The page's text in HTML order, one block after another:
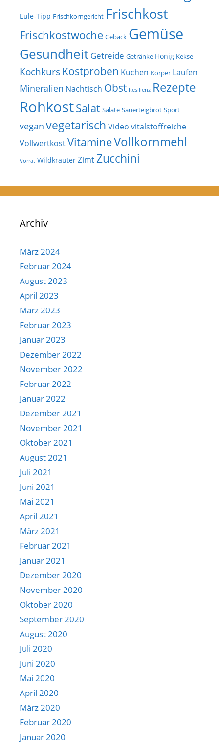
Eule-Tipp Frischkorngericht Frischkost
Frischkostwoche Gebäck Gemüse
Gesundheit Getreide Getränke Honig Kekse
Kochkurs Kostproben Kuchen Körper Laufen
Mineralien Nachtisch Obst Resilienz Rezepte
RohkostSalat Salate Sauerteigbrot Sport
vegan vegetarisch Video vitalstoffreiche
VollwertkostVitamineVollkornmehl
Vorrat Wildkräuter Zimt Zucchini
Archiv
März 2024
Februar 2024
August 2023
April 2023
März 2023
Februar 2023
Januar 2023
Dezember 2022
November 2022
Februar 2022
Januar 2022
Dezember 2021
November 2021
Oktober 2021
August 2021
Juli 2021
Juni 2021
Mai 2021
April 2021
März 2021
Februar 2021
Januar 2021
Dezember 2020
November 2020
Oktober 2020
September 2020
August 2020
Juli 2020
Juni 2020
Mai 2020
April 2020
März 2020
Februar 2020
Januar 2020